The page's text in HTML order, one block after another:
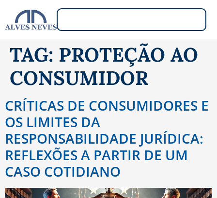
TAG: PROTEÇÃO AO
CONSUMIDOR
CRÍTICAS DE CONSUMIDORES E
OS LIMITES DA
RESPONSABILIDADE JURÍDICA:
REFLEXÕES A PARTIR DE UM
CASO COTIDIANO